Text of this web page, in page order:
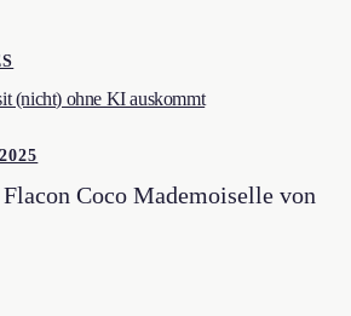
(nicht) ohne KI auskommt